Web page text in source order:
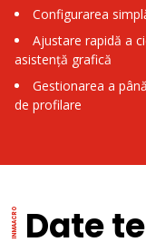
Configurarea
Ajustare rapidă a
asistență grafică
Gestionarea a
de profilare
Date